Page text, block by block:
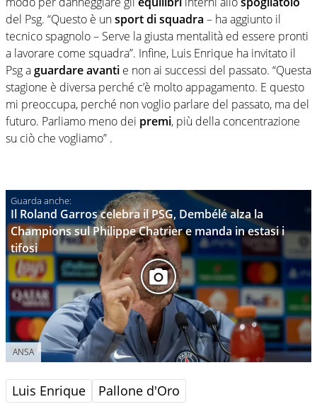
del Psg. “Questo è unsportdisquadra – ha aggiunto il
tecnico spagnolo – Serve la giusta mentalità ed essere pronti
a lavorare come squadra”. Infine, Luis Enrique ha invitato il
Psg aguardareavanti e non ai successi del passato. “Questa
stagione è diversa perché c’è molto appagamento. E questo
mi preoccupa, perché non voglio parlare del passato, ma del
futuro. Parliamo meno dei premi, più della concentrazione
su ciò che vogliamo” .
Il Roland Garros celebra il PSG, Dembélé alza la
Champions sul Philippe Chatrier e manda in estasi i
tifosi
ANSA
Luis Enrique Pallone d'Oro